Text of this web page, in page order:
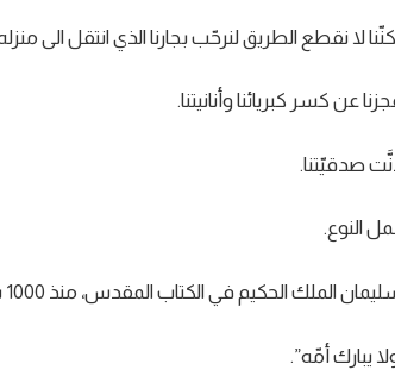
لا نقطع الطريق لنرحّب بجارنا الذي انتقل الى
عن كسر كبريائنا وأنانيتنا.
صدقيّتنا.
النوع.
الحكيم في الكتاب المقدس، منذ 1000 سنة قبل الميلاد، واصفًا جيل اليوم:
يبارك أمّه”.